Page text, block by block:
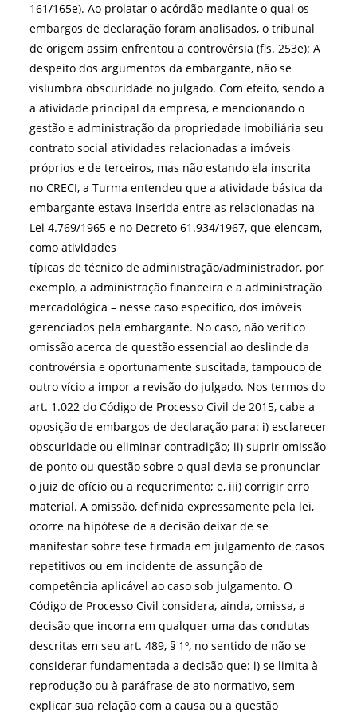
161/165e). Ao prolatar o acórdão mediante o qual os
embargos de declaração foram analisados, o tribunal
de origem assim enfrentou a controvérsia (fls. 253e): A
despeito dos argumentos da embargante, não se
vislumbra obscuridade no julgado. Com efeito, sendo a
a atividade principal da empresa, e mencionando o
gestão e administração da propriedade imobiliária seu
contrato social atividades relacionadas a imóveis
próprios e de terceiros, mas não estando ela inscrita
no CRECI, a Turma entendeu que a atividade básica da
embargante estava inserida entre as relacionadas na
Lei 4.769/1965 e no Decreto 61.934/1967, que elencam,
como atividades
típicas de técnico de administração/administrador, por
exemplo, a administração financeira e a administração
mercadológica – nesse caso especifico, dos imóveis
gerenciados pela embargante. No caso, não verifico
omissão acerca de questão essencial ao deslinde da
controvérsia e oportunamente suscitada, tampouco de
outro vício a impor a revisão do julgado. Nos termos do
art. 1.022 do Código de Processo Civil de 2015, cabe a
oposição de embargos de declaração para: i) esclarecer
obscuridade ou eliminar contradição; ii) suprir omissão
de ponto ou questão sobre o qual devia se pronunciar
o juiz de ofício ou a requerimento; e, iii) corrigir erro
material. A omissão, definida expressamente pela lei,
ocorre na hipótese de a decisão deixar de se
manifestar sobre tese firmada em julgamento de casos
repetitivos ou em incidente de assunção de
competência aplicável ao caso sob julgamento. O
Código de Processo Civil considera, ainda, omissa, a
decisão que incorra em qualquer uma das condutas
descritas em seu art. 489, § 1º, no sentido de não se
considerar fundamentada a decisão que: i) se limita à
reprodução ou à paráfrase de ato normativo, sem
explicar sua relação com a causa ou a questão